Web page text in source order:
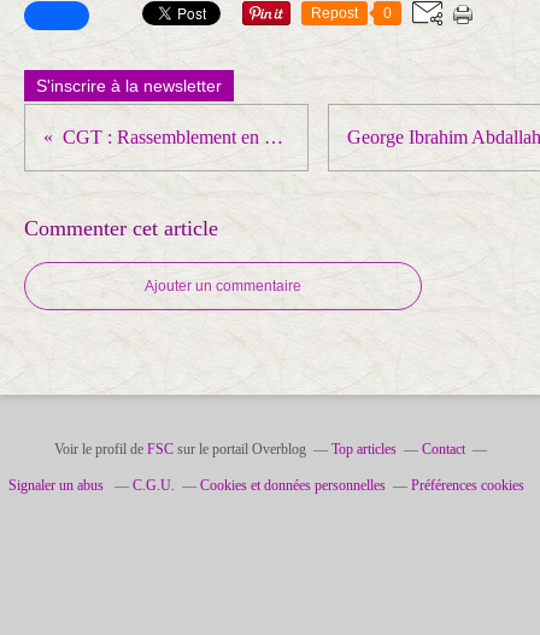
Repost 0
S'inscrire à la newsletter
CGT : Rassemblement en soutien aux 10 000 salariés Milee sacrifiés
Commenter cet article
Ajouter un commentaire
Voir le profil de FSCsur le portail Overblog Top articles Contact
Signaler un abus C.G.U. Cookies et données personnelles Préférences cookies